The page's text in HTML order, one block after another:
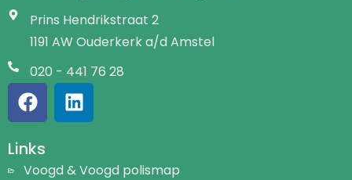
Prins Hendrikstraat 2
1191 AW Ouderkerk a/d Amstel
020 - 441 76 28
Links
Voogd & Voogd polismap